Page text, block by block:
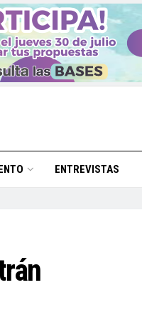
ENTREVISTAS